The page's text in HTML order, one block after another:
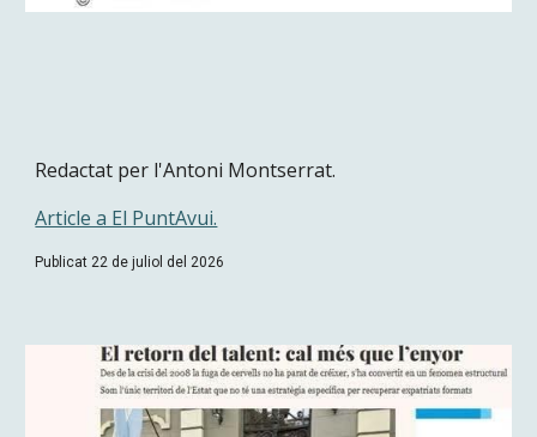
Redactat per l'Antoni Montserrat.
Article a El PuntAvui.
Publicat 22 de juliol del 2026